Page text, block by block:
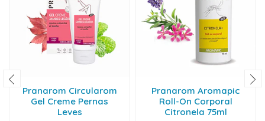
Pranarom Circularom
Gel Creme Pernas
Leves
Pranarom Aromapic
Roll-On Corporal
Citronela 75ml